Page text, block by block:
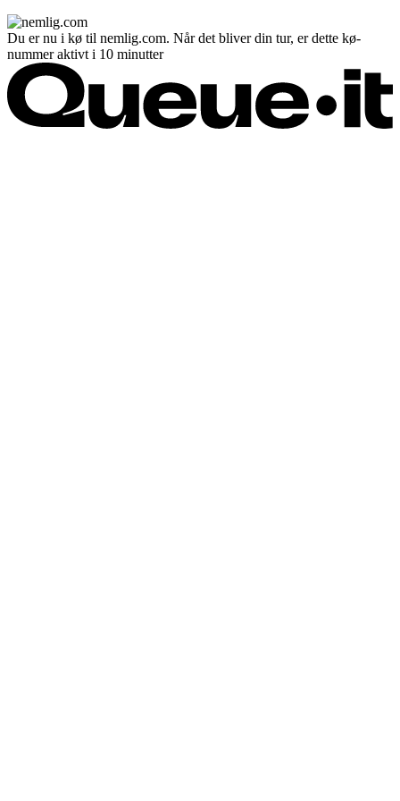
Du er nu i kø til nemlig.com. Når det bliver din tur, er dette kø-
nummer aktivt i 10 minutter